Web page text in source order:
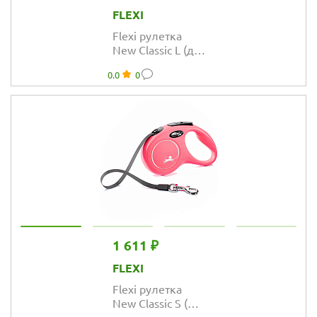
FLEXI
Flexi рулетка
New Classic L (до
синяя
0.0 0
1 611 ₽
FLEXI
Flexi рулетка
New Classic S (до